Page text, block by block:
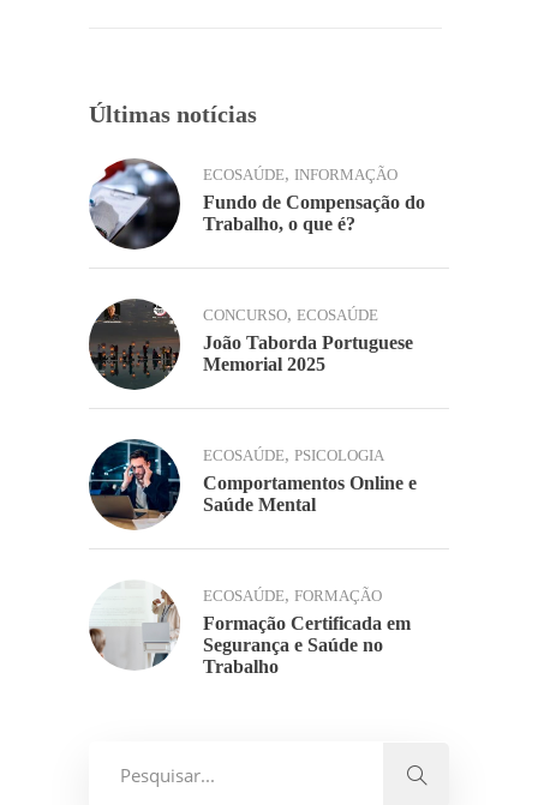
Últimas notícias
ECOSAÚDE, INFORMAÇÃO
Fundo de Compensação do
Trabalho, o que é?
CONCURSO, ECOSAÚDE
João Taborda Portuguese
Memorial 2025
ECOSAÚDE, PSICOLOGIA
Comportamentos Online e
Saúde Mental
ECOSAÚDE, FORMAÇÃO
Formação Certificada em
Segurança e Saúde no
Trabalho